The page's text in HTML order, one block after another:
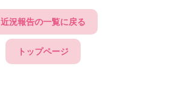
近況報告の一覧に戻る
トップページ